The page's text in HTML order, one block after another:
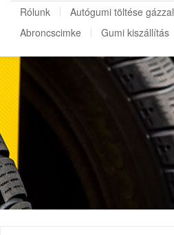
REGISZTRÁCIÓ
Rólunk
Autógumi töltése gázzal
Abroncscimke
Gumi kiszállítás